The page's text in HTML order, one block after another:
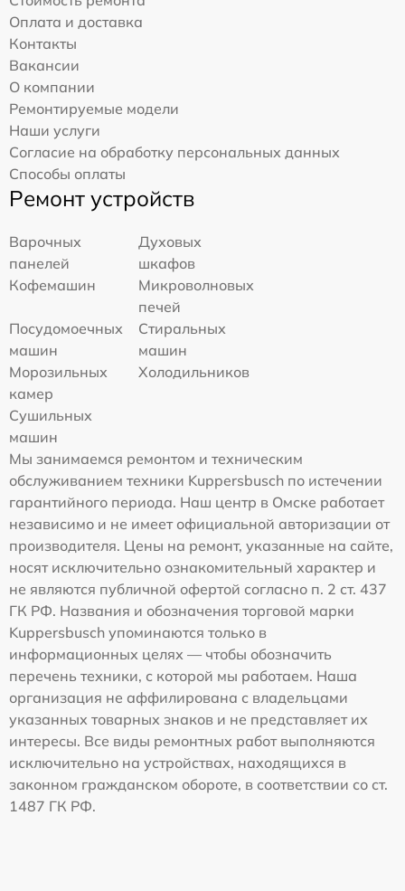
Оплата и доставка
Контакты
Вакансии
О компании
Ремонтируемые модели
Наши услуги
Согласие на обработку персональных данных
Способы оплаты
Ремонт устройств
Варочных
панелей
Духовых
шкафов
Кофемашин
Микроволновых
печей
Посудомоечных
машин
Стиральных
машин
Морозильных
камер
Холодильников
Сушильных
машин
Мы занимаемся ремонтом и техническим
обслуживанием техники Kuppersbusch по истечении
гарантийного периода. Наш центр в Омске работает
независимо и не имеет официальной авторизации от
производителя. Цены на ремонт, указанные на сайте,
носят исключительно ознакомительный характер и
не являются публичной офертой согласно п. 2 ст. 437
ГК РФ. Названия и обозначения торговой марки
Kuppersbusch упоминаются только в
информационных целях — чтобы обозначить
перечень техники, с которой мы работаем. Наша
организация не аффилирована с владельцами
указанных товарных знаков и не представляет их
интересы. Все виды ремонтных работ выполняются
исключительно на устройствах, находящихся в
законном гражданском обороте, в соответствии со ст.
1487 ГК РФ.